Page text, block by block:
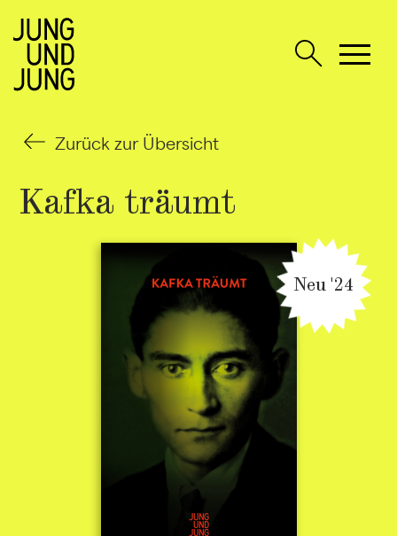
Zurück zur Übersicht
Kafka träumt
Neu '24